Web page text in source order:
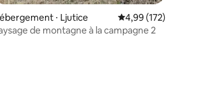
sur 5 ⋅ Ljutice Évaluation moyenne
4,99 (172)
de montagne à la campagne 2